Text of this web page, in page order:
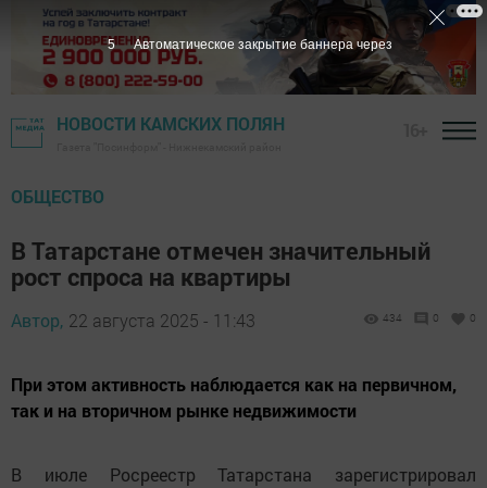
НОВОСТИ КАМСКИХ ПОЛЯН
ОБЩЕСТВО
В Татарстане отмечен значительный
рост спроса на квартиры
Автор, 22 августа 2025 - 11:43 434 0 0
При этом активность наблюдается как на первичном,
так и на вторичном рынке недвижимости
В июле Росреестр Татарстана зарегистрировал
4 Автоматическое закрытие баннера через